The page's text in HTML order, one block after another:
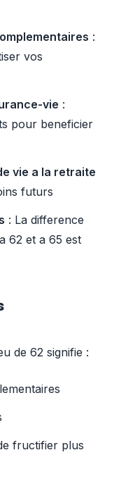
:
vos
vie :
pour beneficier
vie a la retraite
futurs
: La difference
62 et a 65 est
de 62 signifie :
fructifier plus